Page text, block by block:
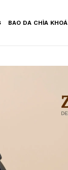
BAO DA CHÌA KHOÁ